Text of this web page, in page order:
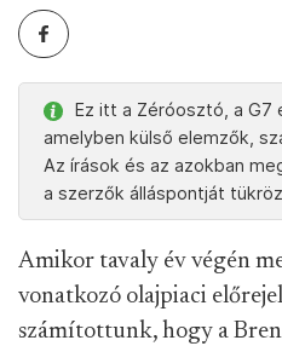
Ez itt a Zéróosztó, a G7
amelyben külső elemzők,
Az írások és az azokban
a szerzők álláspontját
Amikor tavaly év végén
vonatkozó olajpiaci
számítottunk, hogy a